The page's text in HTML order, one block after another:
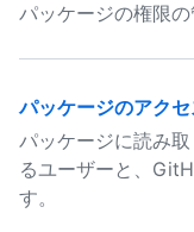
パッケージの権限の
パッケージのアク
パッケージに読み
るユーザーと、
す。